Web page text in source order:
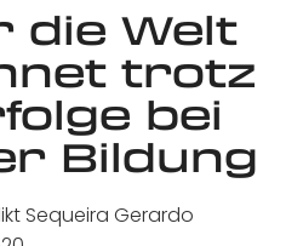
die Welt
trotz
bei
Bildung
Sequeira Gerardo